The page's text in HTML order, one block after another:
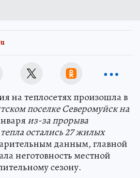
на теплосетях произошла в
поселке Северомуйск на
из-за прорыва
остались 27 жилых
данным, главной
неготовность местной
сезону.